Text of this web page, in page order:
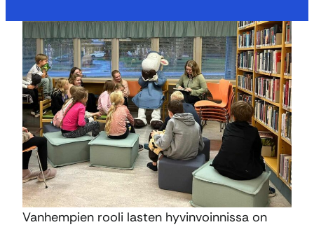
Vanhempien rooli lasten hyvinvoinnissa on